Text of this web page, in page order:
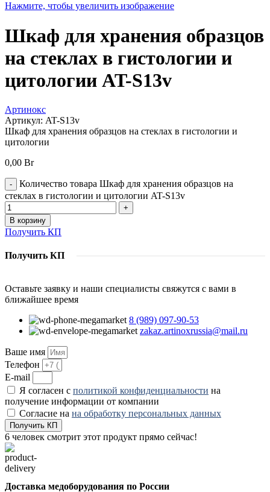
Нажмите, чтобы увеличить изображение
Шкаф для хранения образцов
на стеклах в гистологии и
цитологии AT-S13v
Артинокс
Артикул: AT-S13v
Шкаф для хранения образцов на стеклах в гистологии и
цитологии
0,00 Br
Количество товара Шкаф для хранения образцов на
стеклах в гистологии и цитологии AT-S13v
В корзину
Получить КП
Получить КП
Оставьте заявку и наши специалисты свяжутся с вами в
ближайшее время
8 (989) 097-90-53
zakaz.artinoxrussia@mail.ru
Ваше имя
Телефон
E-mail
Я согласен с политикой конфиденциальности на
получение информации от компании
Согласие на на обработку персональных данных
Получить КП
6 человек смотрит этот продукт прямо сейчас!
Доставка медоборудования по России